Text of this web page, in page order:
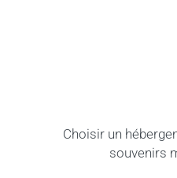
Choisir un
souvenirs